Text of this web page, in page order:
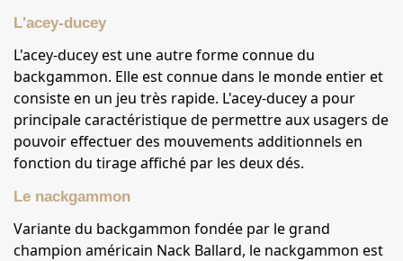
L'acey-ducey
L'acey-ducey est une autre forme connue du
backgammon. Elle est connue dans le monde entier et
consiste en un jeu très rapide. L'acey-ducey a pour
principale caractéristique de permettre aux usagers de
pouvoir effectuer des mouvements additionnels en
fonction du tirage affiché par les deux dés.
Le nackgammon
Variante du backgammon fondée par le grand
champion américain Nack Ballard, le nackgammon est